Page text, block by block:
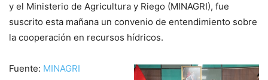
y el Ministerio de Agricultura y Riego (MINAGRI), fue
suscrito esta mañana un convenio de entendimiento sobre
la cooperación en recursos hídricos.
Fuente: MINAGRI